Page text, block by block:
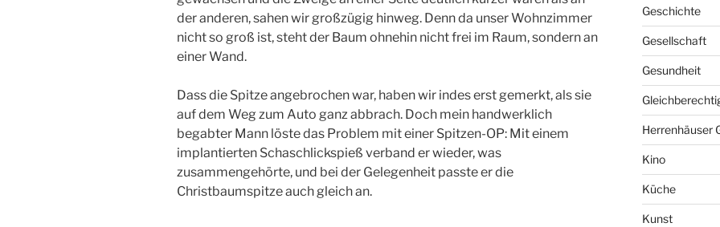
der anderen, sahen wir großzügig hinweg. Denn da unser Wohnzimmer
nicht so groß ist, steht der Baum ohnehin nicht frei im Raum, sondern an
einer Wand.
Dass die Spitze angebrochen war, haben wir indes erst gemerkt, als sie
auf dem Weg zum Auto ganz abbrach. Doch mein handwerklich
begabter Mann löste das Problem mit einer Spitzen-OP: Mit einem
implantierten Schaschlickspieß verband er wieder, was
zusammengehörte, und bei der Gelegenheit passte er die
Christbaumspitze auch gleich an.
Geschichte
Gesellschaft
Gesundheit
Herrenhäuser
Kino
Küche
Kunst